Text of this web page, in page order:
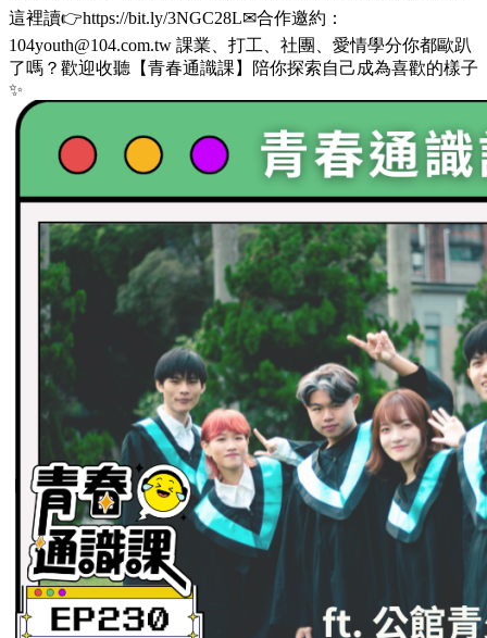
這裡讀👉https://bit.ly/3NGC28L✉合作邀約：
104youth@104.com.tw 課業、打工、社團、愛情學分你都歐趴
了嗎？歡迎收聽【青春通識課】陪你探索自己成為喜歡的樣子
✨